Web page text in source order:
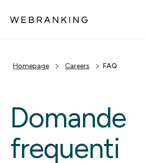
Build
Bridge
Tech
Homepage Careers FAQ
Domande
frequenti